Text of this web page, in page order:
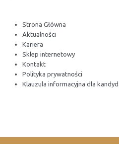
Strona Główna
Aktualności
Kariera
Sklep internetowy
Kontakt
Polityka prywatności
Klauzula informacyjna dla